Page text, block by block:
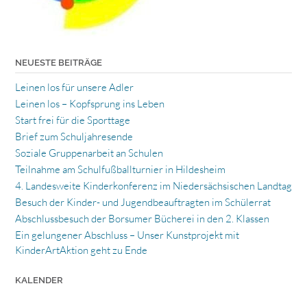
NEUESTE BEITRÄGE
Leinen los für unsere Adler
Leinen los – Kopfsprung ins Leben
Start frei für die Sporttage
Brief zum Schuljahresende
Soziale Gruppenarbeit an Schulen
Teilnahme am Schulfußballturnier in Hildesheim
4. Landesweite Kinderkonferenz im Niedersächsischen Landtag
Besuch der Kinder- und Jugendbeauftragten im Schülerrat
Abschlussbesuch der Borsumer Bücherei in den 2. Klassen
Ein gelungener Abschluss – Unser Kunstprojekt mit
KinderArtAktion geht zu Ende
KALENDER